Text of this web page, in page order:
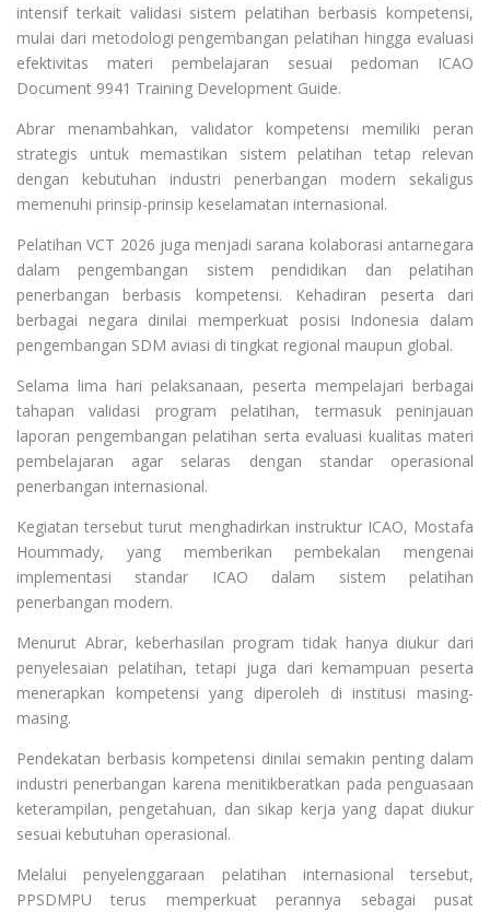
intensif terkait validasi sistem pelatihan berbasis kompetensi,
mulai dari metodologi pengembangan pelatihan hingga evaluasi
efektivitas materi pembelajaran sesuai pedoman ICAO
Document 9941 Training Development Guide.
Abrar menambahkan, validator kompetensi memiliki peran
strategis untuk memastikan sistem pelatihan tetap relevan
dengan kebutuhan industri penerbangan modern sekaligus
memenuhi prinsip-prinsip keselamatan internasional.
Pelatihan VCT 2026 juga menjadi sarana kolaborasi antarnegara
dalam pengembangan sistem pendidikan dan pelatihan
penerbangan berbasis kompetensi. Kehadiran peserta dari
berbagai negara dinilai memperkuat posisi Indonesia dalam
pengembangan SDM aviasi di tingkat regional maupun global.
Selama lima hari pelaksanaan, peserta mempelajari berbagai
tahapan validasi program pelatihan, termasuk peninjauan
laporan pengembangan pelatihan serta evaluasi kualitas materi
pembelajaran agar selaras dengan standar operasional
penerbangan internasional.
Kegiatan tersebut turut menghadirkan instruktur ICAO, Mostafa
Hoummady, yang memberikan pembekalan mengenai
implementasi standar ICAO dalam sistem pelatihan
penerbangan modern.
Menurut Abrar, keberhasilan program tidak hanya diukur dari
penyelesaian pelatihan, tetapi juga dari kemampuan peserta
menerapkan kompetensi yang diperoleh di institusi masing-
masing.
Pendekatan berbasis kompetensi dinilai semakin penting dalam
industri penerbangan karena menitikberatkan pada penguasaan
keterampilan, pengetahuan, dan sikap kerja yang dapat diukur
sesuai kebutuhan operasional.
Melalui penyelenggaraan pelatihan internasional tersebut,
PPSDMPU terus memperkuat perannya sebagai pusat